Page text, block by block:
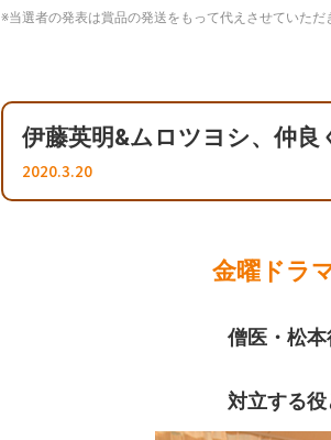
※当選者の発表は賞品の発送をもって代えさせていただ
伊藤英明&ムロツヨシ、仲良
2020.3.20
金曜ドラ
僧医・松
対立する